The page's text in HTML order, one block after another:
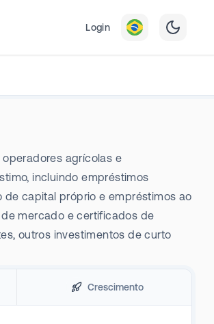
Login
agrícolas e
incluindo empréstimos
de capital próprio e empréstimos ao
mercado e certificados de
outros investimentos de curto
Crescimento